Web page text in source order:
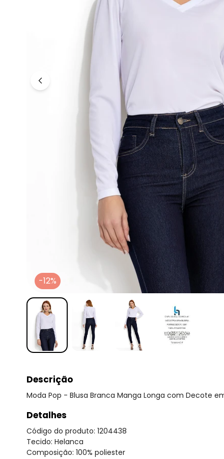
-12%
Descrição
Moda Pop - Blusa Branca Manga Longa com Decote
Detalhes
Código do produto: 1204438
Tecido: Helanca
Composição: 100% poliester